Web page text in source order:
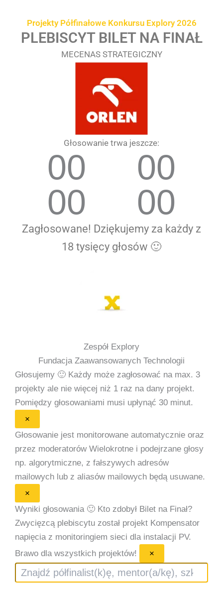
Projekty Półfinałowe Konkursu Explory 2026
PLEBISCYT BILET NA FINAŁ
MECENAS STRATEGICZNY
Głosowanie trwa jeszcze:
00
00
00
00
Zagłosowane! Dziękujemy za każdy z
18 tysięcy głosów 🙂
Zespół Explory
Fundacja Zaawansowanych Technologii
Głosujemy 🙂 Każdy może zagłosować na max. 3
projekty ale nie więcej niż 1 raz na dany projekt.
Pomiędzy głosowaniami musi upłynąć 30 minut.
×
Głosowanie jest monitorowane automatycznie oraz
przez moderatorów Wielokrotne i podejrzane głosy
np. algorytmiczne, z fałszywych adresów
mailowych lub z aliasów mailowych będą usuwane.
×
Wyniki głosowania 🙂 Kto zdobył Bilet na Finał?
Zwycięzcą plebiscytu został projekt Kompensator
napięcia z monitoringiem sieci dla instalacji PV.
Brawo dla wszystkich projektów!
×
Szukaj